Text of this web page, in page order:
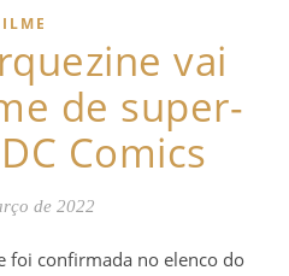
vai
de super-
Comics
de 2022